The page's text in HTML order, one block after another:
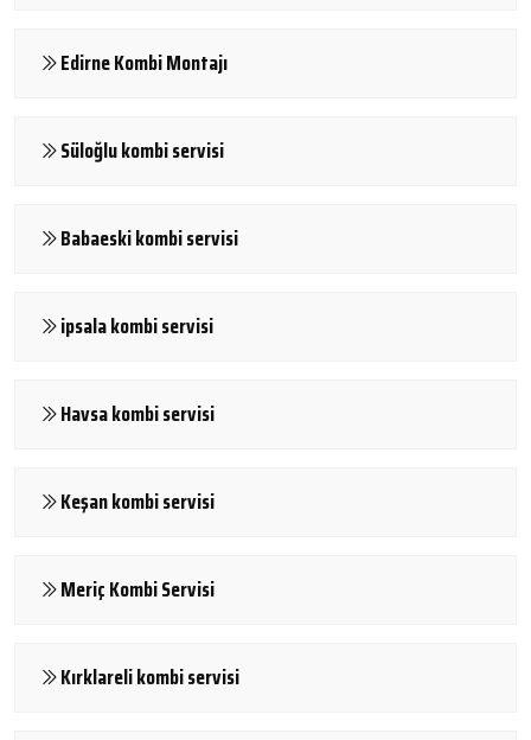
Edirne Kombi Montajı
Süloğlu kombi servisi
Babaeski kombi servisi
ipsala kombi servisi
Havsa kombi servisi
Keşan kombi servisi
Meriç Kombi Servisi
Kırklareli kombi servisi